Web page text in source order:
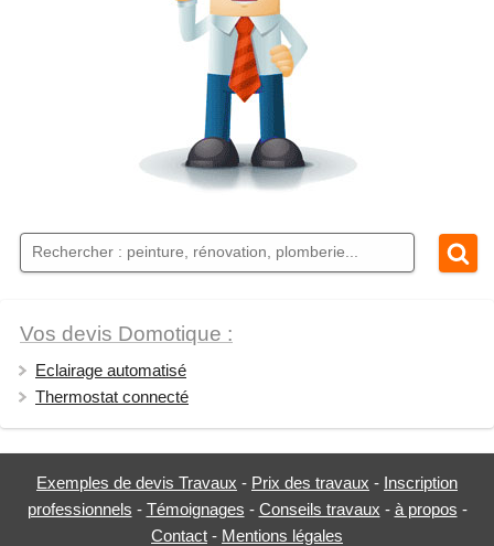
Vos devis Domotique :
Eclairage automatisé
Thermostat connecté
Exemples de devis Travaux - Prix des travaux - Inscription
professionnels - Témoignages - Conseils travaux - à propos -
Contact - Mentions légales